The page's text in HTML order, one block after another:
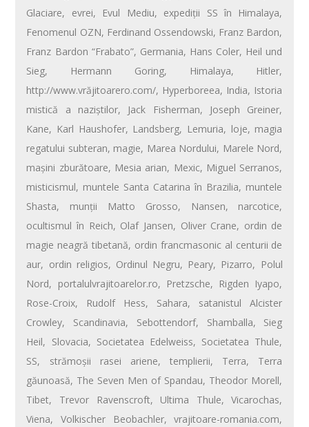
Glaciare, evrei, Evul Mediu, expediţii SS în Himalaya,
Fenomenul OZN, Ferdinand Ossendowski, Franz Bardon,
Franz Bardon “Frabato”, Germania, Hans Coler, Heil und
Sieg, Hermann Goring, Himalaya, Hitler,
http://www.vrăjitoarero.com/, Hyperboreea, India, Istoria
mistică a naziştilor, Jack Fisherman, Joseph Greiner,
Kane, Karl Haushofer, Landsberg, Lemuria, loje, magia
regatului subteran, magie, Marea Nordului, Marele Nord,
maşini zburătoare, Mesia arian, Mexic, Miguel Serranos,
misticismul, muntele Santa Catarina în Brazilia, muntele
Shasta, munţii Matto Grosso, Nansen, narcotice,
ocultismul în Reich, Olaf Jansen, Oliver Crane, ordin de
magie neagră tibetană, ordin francmasonic al centurii de
aur, ordin religios, Ordinul Negru, Peary, Pizarro, Polul
Nord, portalulvrajitoarelor.ro, Pretzsche, Rigden Iyapo,
Rose-Croix, Rudolf Hess, Sahara, satanistul Alcister
Crowley, Scandinavia, Sebottendorf, Shamballa, Sieg
Heil, Slovacia, Societatea Edelweiss, Societatea Thule,
SS, strămoşii rasei ariene,templierii, Terra, Terra
găunoasă, The Seven Men of Spandau, Theodor Morell,
Tibet, Trevor Ravenscroft, Ultima Thule,Vicarochas,
Viena,Volkischer Beobachler,vrajitoare-romania.com,